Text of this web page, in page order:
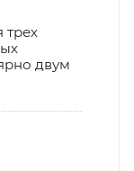
трех
двум